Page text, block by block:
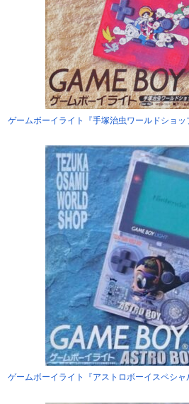
ゲームボーイライト『手塚治虫ワールドショッ
ゲームボーイライト『アストロボーイスペシャ